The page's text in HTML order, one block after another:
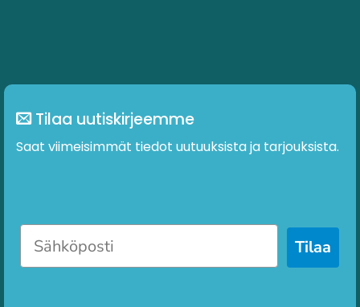
Tilaa uutiskirjeemme
Saat viimeisimmät tiedot uutuuksista ja tarjouksista.
Tilaa